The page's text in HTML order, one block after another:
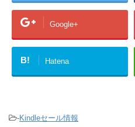
Google+
B! Hatena
-Kindleセール情報